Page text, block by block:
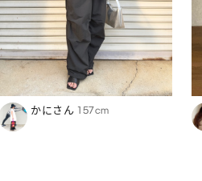
かにさん 157cm